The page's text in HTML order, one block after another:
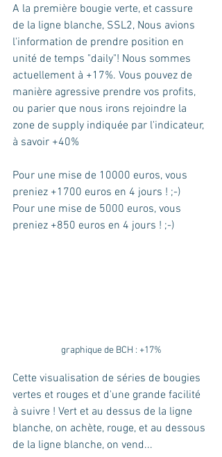
A la première bougie verte, et cassure
de la ligne blanche, SSL2, Nous avions
l'information de prendre position en
unité de temps "daily"! Nous sommes
actuellement à +17%. Vous pouvez de
manière agressive prendre vos profits,
ou parier que nous irons rejoindre la
zone de supply indiquée par l'indicateur,
à savoir +40%
Pour une mise de 10000 euros, vous
preniez +1700 euros en 4 jours ! ;-)
Pour une mise de 5000 euros, vous
preniez +850 euros en 4 jours ! ;-)
graphique de BCH : +17%
Cette visualisation de séries de bougies
vertes et rouges et d'une grande facilité
à suivre ! Vert et au dessus de la ligne
blanche, on achète, rouge, et au dessous
de la ligne blanche, on vend...